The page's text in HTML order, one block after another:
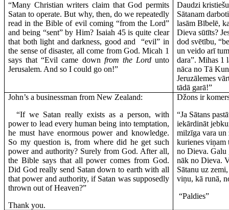
“Many Christian writers claim that God permits
Satan to operate. But why, then, do we repeatedly
read in the Bible of evil coming “from the Lord”
and being “sent” by Him? Isaiah 45 is quite clear
that both light and darkness, good and
“evil” in
the sense of disaster, all come from God. Micah 1
says that “Evil came down from the Lordunto
Jerusalem. And so I could go on!”
Daudzi
Sātanam
lasām Bībelē,
Dieva sūtīts?
dod svētību,
un veido arī
dara”. Mihas 1
nāca no Tā
Jeruzālemes
tādā garā!”
John’s a businessman from New Zealand:
“If we Satan really exists as a person, with
power to lead every human being into temptation,
he must have enormous power and knowledge.
So my question is, from where did he get such
power and authority? Surely from God. After all,
the Bible says that all power comes from God.
Did God really send Satan down to earth with all
that power and authority, if Satan was supposedly
thrown out of Heaven?”
Thank you.
Džons ir
“Ja Sātans
iekārdināt
milzīga vara un
kurienes viņam
no Dieva. Galu
nāk no Dieva.
Sātanu uz
viņu, kā runā,
“Paldies”